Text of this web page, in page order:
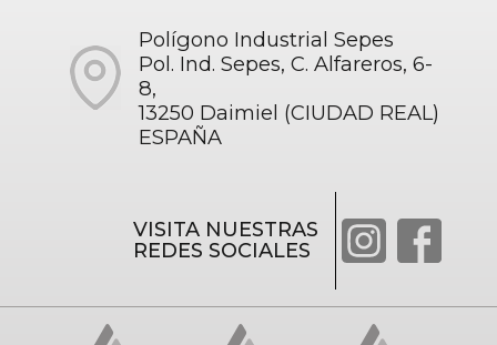
Polígono Industrial Sepes
Pol. Ind. Sepes, C. Alfareros, 6-
8,
13250 Daimiel (CIUDAD REAL)
ESPAÑA
VISITA NUESTRAS
REDES SOCIALES